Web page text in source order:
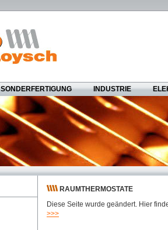
SONDERFERTIGUNG INDUSTRIE
RAUMTHERMOSTATE
Diese Seite wurde geändert. Hier
>>>